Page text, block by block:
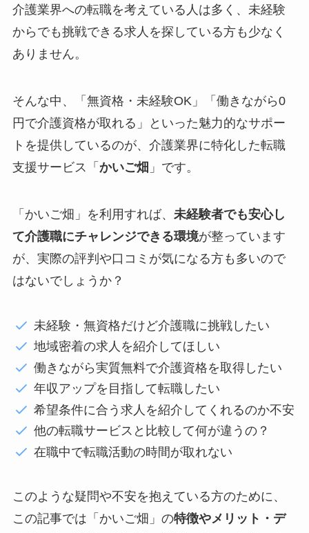
介護業界への転職を考えている人は多く、未経験
からでも挑戦できる求人を探している方も少なく
ありません。
そんな中、「無資格・未経験OK」「働きながら0
円で介護資格が取れる」といった魅力的なサポー
トを提供しているのが、介護業界に特化した転職
支援サービス「 かいご畑 」です。
「かいご畑」を利用すれば、 未経験者でも安心し
て介護職にチャレンジできる環境が整っています
が、実際の評判や口コミが気になる方も多いので
はないでしょうか？
未経験・無資格だけど介護職に挑戦したい
地域密着の求人を紹介してほしい
働きながら実質無料で介護資格を取得したい
年収アップを目指して転職したい
希望条件に合う求人を紹介してくれるのか不安
他の転職サービスと比較して何が違うの？
在職中で転職活動の時間が取れない
このような疑問や不安を抱えている方のために、
この記事では「かいご畑」の特徴やメリット・デ